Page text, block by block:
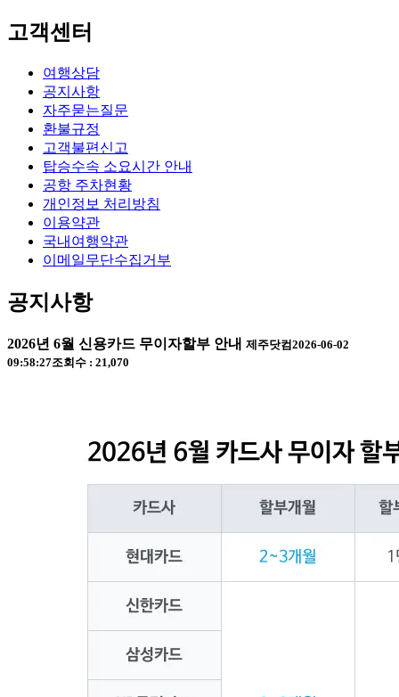
고객센터
여행상담
공지사항
자주묻는질문
환불규정
고객불편신고
탑승수속 소요시간 안내
공항 주차현황
개인정보 처리방침
이용약관
국내여행약관
이메일무단수집거부
공지사항
2026년 6월 신용카드 무이자할부 안내 제주닷컴 2026-06-02
09:58:27조회수 : 21,070